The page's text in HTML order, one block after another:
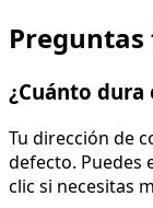
¿Cuánto
Tu dirección de
defecto. Puedes
clic si necesitas